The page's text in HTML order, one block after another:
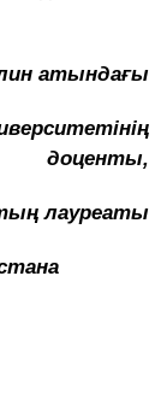
атындағы
доценты,
лауреаты